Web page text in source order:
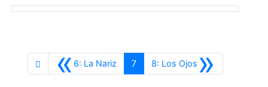
«6: La NarizAnterior
7 »
8: Los OjosSiguiente